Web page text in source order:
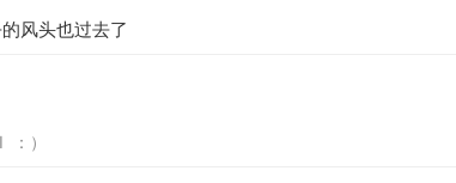
风头也过去了
）